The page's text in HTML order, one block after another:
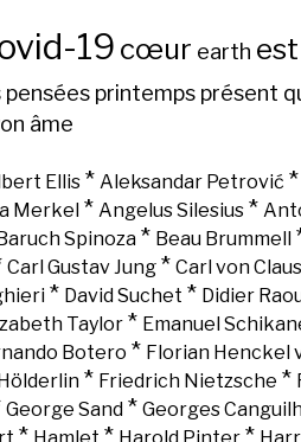
19 cœur earth est
pensées printemps présent
âme
Ellis* Aleksandar Petrović *
Merkel * Angelus Silesius *
Baruch Spinoza * Beau Brummell
Carl Gustav Jung * Carl von
* David Suchet * Didier
Taylor * Emanuel
Botero * Florian Henckel
* Friedrich Nietzsche *
George Sand * Georges
* * *